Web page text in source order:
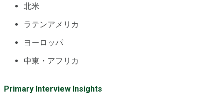
北米
ラテンアメリカ
ヨーロッパ
中東・アフリカ
Primary Interview Insights